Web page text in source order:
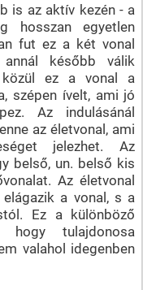
is az aktív kezén - a
hosszan egyetlen
fut ez a két vonal
annál később válik
ez a vonal a
szépen ívelt, ami jó
Az indulásánál
az életvonal, ami
jelezhet. Az
belső, un. belső kis
Az életvonal
a vonal, s a
Ez a különböző
tulajdonosa
valahol idegenben